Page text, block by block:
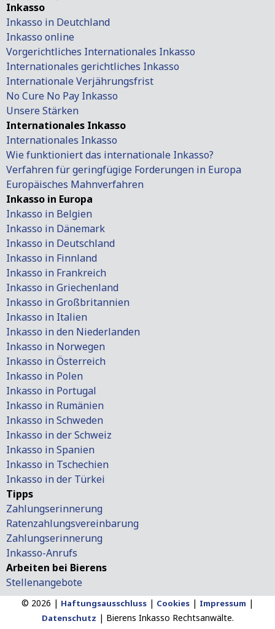
Inkasso
Inkasso in Deutchland
Inkasso online
Vorgerichtliches Internationales Inkasso
Internationales gerichtliches Inkasso
Internationale Verjährungsfrist
No Cure No Pay Inkasso
Unsere Stärken
Internationales Inkasso
Internationales Inkasso
Wie funktioniert das internationale Inkasso?
Verfahren für geringfügige Forderungen in Europa
Europäisches Mahnverfahren
Inkasso in Europa
Inkasso in Belgien
Inkasso in Dänemark
Inkasso in Deutschland
Inkasso in Finnland
Inkasso in Frankreich
Inkasso in Griechenland
Inkasso in Großbritannien
Inkasso in Italien
Inkasso in den Niederlanden
Inkasso in Norwegen
Inkasso in Österreich
Inkasso in Polen
Inkasso in Portugal
Inkasso in Rumänien
Inkasso in Schweden
Inkasso in der Schweiz
Inkasso in Spanien
Inkasso in Tschechien
Inkasso in der Türkei
Tipps
Zahlungserinnerung
Ratenzahlungsvereinbarung
Zahlungserinnerung
Inkasso-Anrufs
Arbeiten bei Bierens
Stellenangebote
© 2026 | Haftungsausschluss | Cookies | Impressum |
Datenschutz | Bierens Inkasso Rechtsanwälte.